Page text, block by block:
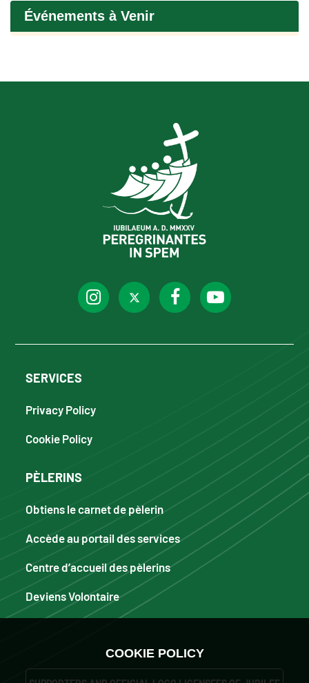
Événements à Venir
SERVICES
Privacy Policy
Cookie Policy
PÈLERINS
Obtiens le carnet de pèlerin
Accède au portail des services
Centre d’accueil des pèlerins
Deviens Volontaire
COOKIE POLICY